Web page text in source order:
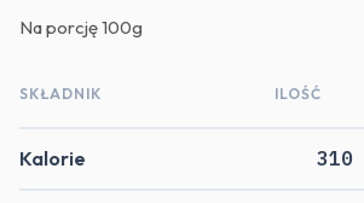
Na porcję100g
SKŁADNIK ILOŚĆ
Kalorie 310